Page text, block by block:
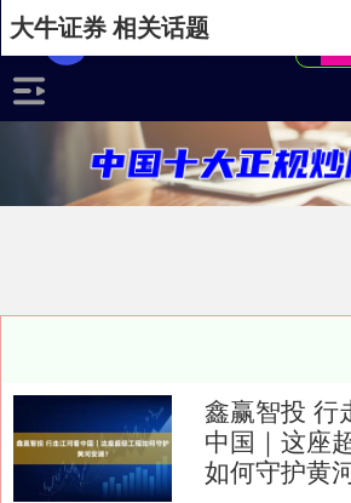
大牛证券 相关话题
鑫赢智投 行
中国｜这座
如何守护黄